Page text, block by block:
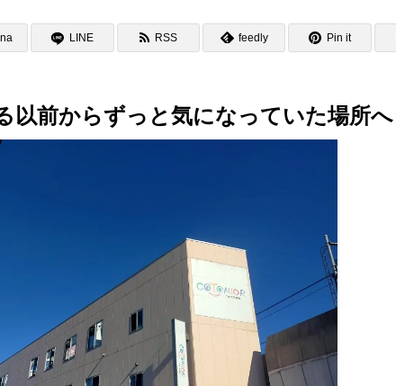
LINE RSS feedly Pin it
以前からずっと気になっていた場所へ